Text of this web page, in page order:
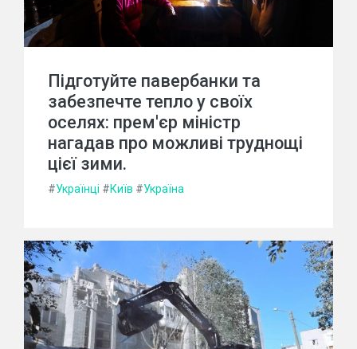
Підготуйте павербанки та
забезпечте тепло у своїх
оселях: прем'єр міністр
нагадав про можливі труднощі
цієї зими.
#Українці #Київ #Україна